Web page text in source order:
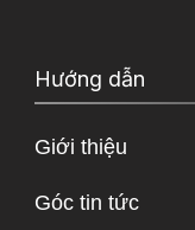
Hướng dẫn
Giới thiệu
Góc tin tức